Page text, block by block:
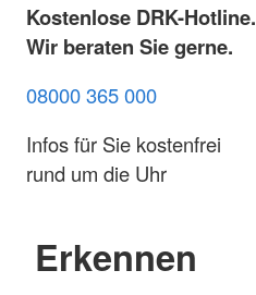
Kostenlose DRK-Hotline.
Wir beraten Sie gerne.
08000 365 000
Infos für Sie kostenfrei
rund um die Uhr
Erkennen